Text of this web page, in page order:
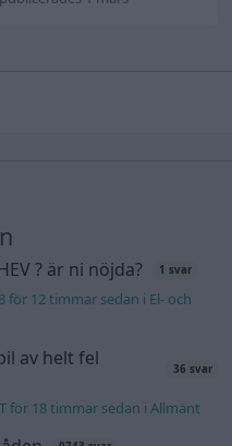
? är ni nöjda? 1 svar
för 12 timmar sedan i El- och
av helt fel
36 svar
för 18 timmar sedan iAllmänt